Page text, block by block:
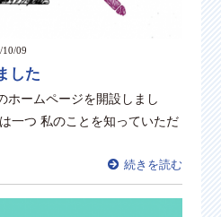
10/09
した
ホームページを開設しまし
一つ 私のことを知っていただ
続きを読む